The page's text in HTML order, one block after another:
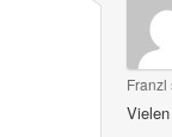
Franzl